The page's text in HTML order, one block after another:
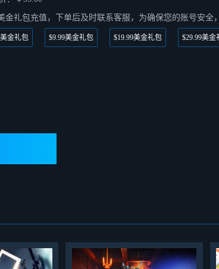
金礼包充值，下单后及时联系客服，为确保您的账号安全
金礼包 $9.99美金礼包 $19.99美金礼包 $29.99美金